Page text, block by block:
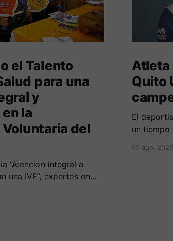
el Talento
para una
y
la
del
“Atención integral a
una IVE”, expertos en
sobre cómo
Atleta
Quito
El
un tiempo
05 ago. 2026